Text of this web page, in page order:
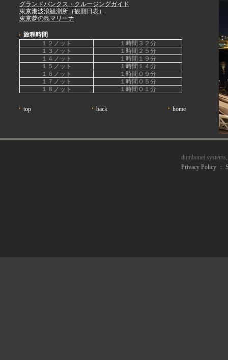
グランドバンクス・クルージングガイド
東京港波浪観測所（観測日表）
東京夢の島マリーナ
旅程時間
１２ノット
１時間３２分
１３ノット
１時間２５分
１４ノット
１時間１９分
１５ノット
１時間１４分
１６ノット
１時間０９分
１７ノット
１時間０５分
１８ノット
１時間０１分
top back home
dumbonet
Privacy Policy ::